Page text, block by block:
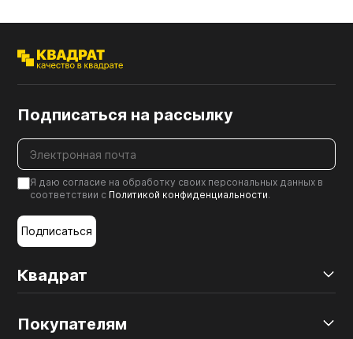
Квадрат
Покупателям
Подписаться на рассылку
Я даю согласие на обработку своих персональных данных в
соответствии с Политикой конфиденциальности.
Подписаться